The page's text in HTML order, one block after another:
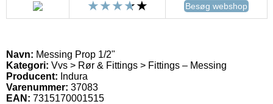
Besøg webshop
Navn: Messing Prop 1/2"
Kategori: Vvs > Rør & Fittings > Fittings – Messing
Producent: Indura
Varenummer: 37083
EAN: 7315170001515